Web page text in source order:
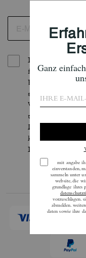
Indem Sie sich
für den Erhalt
Kollektionen,
sowie
Wettbewerben
teilnehmen
können Ihre
Informationen